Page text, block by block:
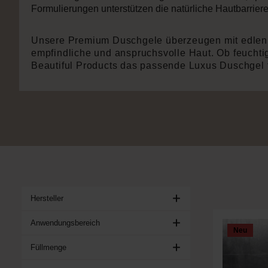
Formulierungen unterstützen die natürliche
Unsere Premium Duschgele überzeugen mit
empfindliche und anspruchsvolle Haut. Ob
Beautiful Products das passende Luxus
Hersteller
Anwendungsbereich
Füllmenge
Neu